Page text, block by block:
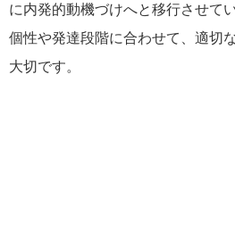
に内発的動機づけへと移行させて
個性や発達段階に合わせて、適切
大切です。